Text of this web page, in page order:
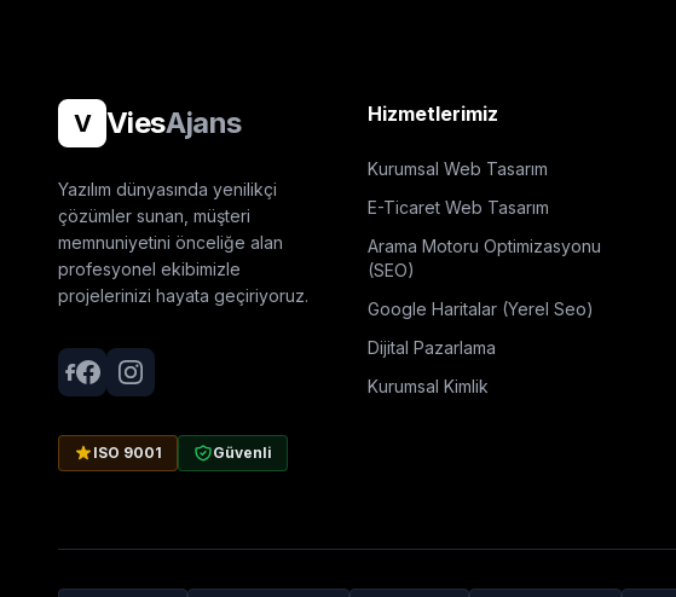
V ViesAjans
Yazılım dünyasında yenilikçi
çözümler sunan, müşteri
memnuniyetini önceliğe alan
profesyonel ekibimizle
projelerinizi hayata geçiriyoruz.
ISO 9001 Güvenli
Hizmetlerimiz
Kurumsal Web Tasarım
E-Ticaret Web Tasarım
Arama Motoru Optimizasyonu
(SEO)
Google Haritalar (Yerel Seo)
Dijital Pazarlama
Kurumsal Kimlik